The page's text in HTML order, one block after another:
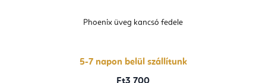
Phoenix üveg kancsó fedele
5-7 napon belül szállítunk